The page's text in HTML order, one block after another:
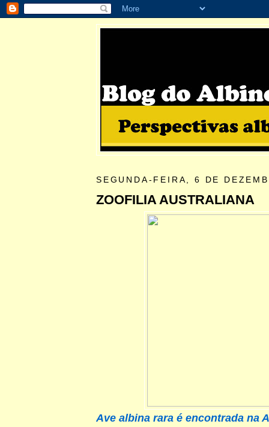
SEGUNDA-FEIRA, 6 DE
ZOOFILIA AUSTRALIANA
Ave albina rara é encontrada na